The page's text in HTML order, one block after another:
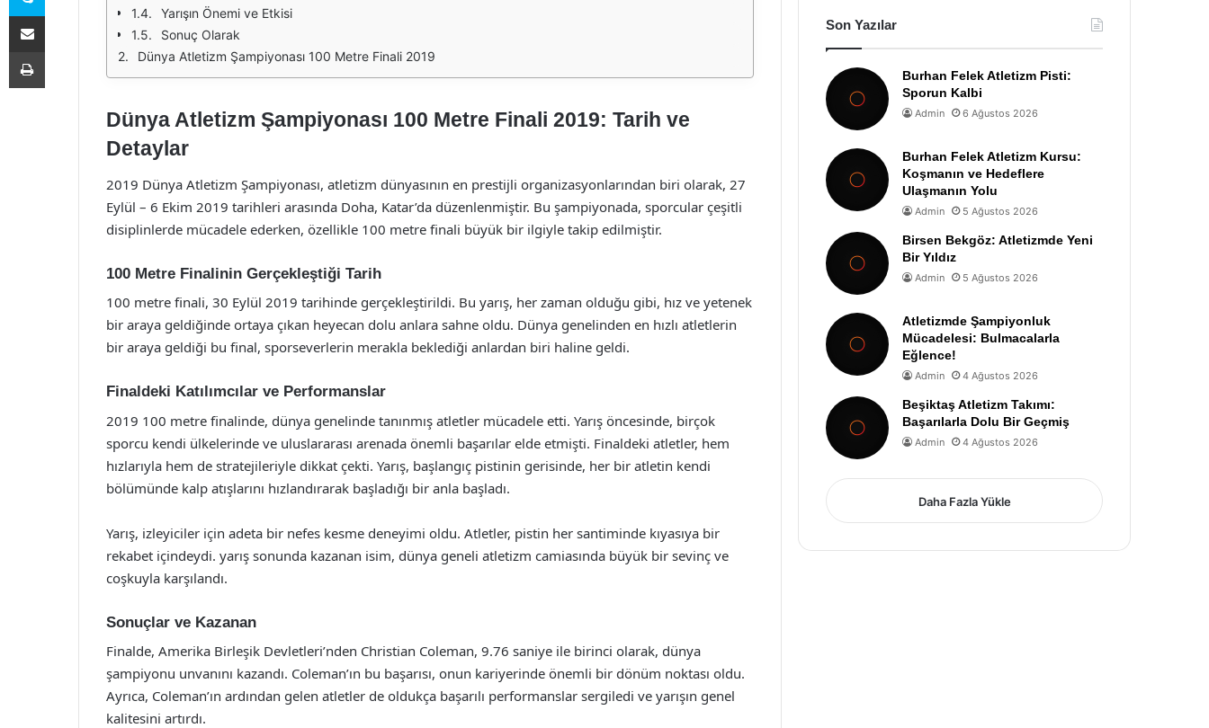
Yarışın Önemi ve Etkisi
Sonuç Olarak
Dünya Atletizm Şampiyonası 100 Metre Finali 2019
Dünya Atletizm Şampiyonası 100 Metre Finali 2019: Tarih ve
Detaylar
2019 Dünya Atletizm Şampiyonası, atletizm dünyasının en prestijli organizasyonlarından biri olarak, 27
Eylül – 6 Ekim 2019 tarihleri arasında Doha, Katar’da düzenlenmiştir. Bu şampiyonada, sporcular çeşitli
disiplinlerde mücadele ederken, özellikle 100 metre finali büyük bir ilgiyle takip edilmiştir.
100 Metre Finalinin Gerçekleştiği Tarih
100 metre finali, 30 Eylül 2019 tarihinde gerçekleştirildi. Bu yarış, her zaman olduğu gibi, hız ve yetenek
bir araya geldiğinde ortaya çıkan heyecan dolu anlara sahne oldu. Dünya genelinden en hızlı atletlerin
bir araya geldiği bu final, sporseverlerin merakla beklediği anlardan biri haline geldi.
Finaldeki Katılımcılar ve Performanslar
2019 100 metre finalinde, dünya genelinde tanınmış atletler mücadele etti. Yarış öncesinde, birçok
sporcu kendi ülkelerinde ve uluslararası arenada önemli başarılar elde etmişti. Finaldeki atletler, hem
hızlarıyla hem de stratejileriyle dikkat çekti. Yarış, başlangıç pistinin gerisinde, her bir atletin kendi
bölümünde kalp atışlarını hızlandırarak başladığı bir anla başladı.
Yarış, izleyiciler için adeta bir nefes kesme deneyimi oldu. Atletler, pistin her santiminde kıyasıya bir
rekabet içindeydi. yarış sonunda kazanan isim, dünya geneli atletizm camiasında büyük bir sevinç ve
coşkuyla karşılandı.
Sonuçlar ve Kazanan
Finalde, Amerika Birleşik Devletleri’nden Christian Coleman, 9.76 saniye ile birinci olarak, dünya
şampiyonu unvanını kazandı. Coleman’ın bu başarısı, onun kariyerinde önemli bir dönüm noktası oldu.
Ayrıca, Coleman’ın ardından gelen atletler de oldukça başarılı performanslar sergiledi ve yarışın genel
kalitesini artırdı.
Son Yazılar
Burhan Felek Atletizm Pisti:
Sporun Kalbi
Admin 6 Ağustos 2026
Burhan Felek Atletizm Kursu:
Koşmanın ve Hedeflere
Ulaşmanın Yolu
Admin 5 Ağustos 2026
Birsen Bekgöz: Atletizmde Yeni
Bir Yıldız
Admin 5 Ağustos 2026
Atletizmde Şampiyonluk
Mücadelesi: Bulmacalarla
Eğlence!
Admin 4 Ağustos 2026
Beşiktaş Atletizm Takımı:
Başarılarla Dolu Bir Geçmiş
Admin 4 Ağustos 2026
Daha Fazla Yükle
E-Posta ile paylaş